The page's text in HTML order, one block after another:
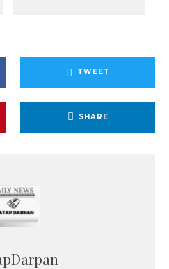
TWEET
SHARE